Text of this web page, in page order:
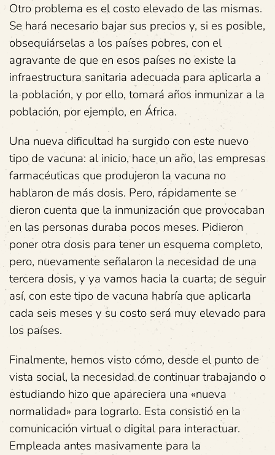
Otro problema es el costo elevado de las mismas.
Se hará necesario bajar sus precios y, si es posible,
obsequiárselas a los países pobres, con el
agravante de que en esos países no existe la
infraestructura sanitaria adecuada para aplicarla a
la población, y por ello, tomará años inmunizar a la
población, por ejemplo, en África.
Una nueva dificultad ha surgido con este nuevo
tipo de vacuna: al inicio, hace un año, las empresas
farmacéuticas que produjeron la vacuna no
hablaron de más dosis. Pero, rápidamente se
dieron cuenta que la inmunización que provocaban
en las personas duraba pocos meses. Pidieron
poner otra dosis para tener un esquema completo,
pero, nuevamente señalaron la necesidad de una
tercera dosis, y ya vamos hacia la cuarta; de seguir
así, con este tipo de vacuna habría que aplicarla
cada seis meses y su costo será muy elevado para
los países.
Finalmente, hemos visto cómo, desde el punto de
vista social, la necesidad de continuar trabajando o
estudiando hizo que apareciera una «nueva
normalidad» para lograrlo. Esta consistió en la
comunicación virtual o digital para interactuar.
Empleada antes masivamente para la